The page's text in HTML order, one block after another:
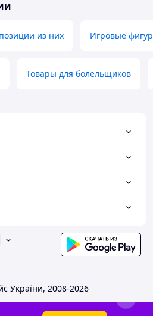
из них Игровые
Товары для болельщиков
України, 2008-2026